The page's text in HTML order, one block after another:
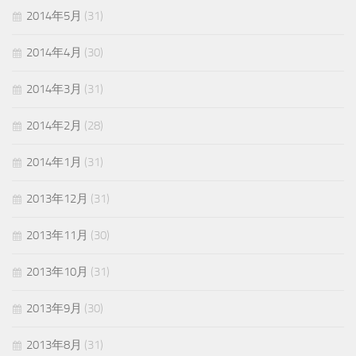
2014年5月 (31)
2014年4月 (30)
2014年3月 (31)
2014年2月 (28)
2014年1月 (31)
2013年12月 (31)
2013年11月 (30)
2013年10月 (31)
2013年9月 (30)
2013年8月 (31)